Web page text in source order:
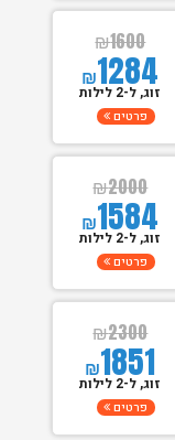
₪1600
₪1284
זוג, ל-2 לילות
פרטים
₪2000
₪1584
זוג, ל-2 לילות
פרטים
₪2300
₪1851
זוג, ל-2 לילות
פרטים